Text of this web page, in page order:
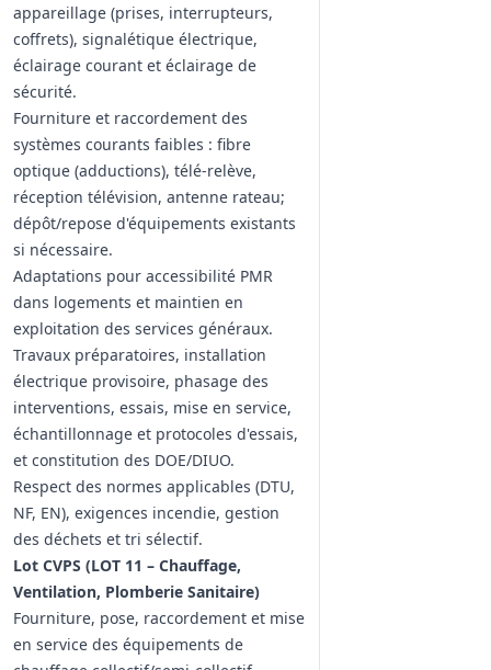
appareillage (prises, interrupteurs,
coffrets), signalétique électrique,
éclairage courant et éclairage de
sécurité.
Fourniture et raccordement des
systèmes courants faibles : fibre
optique (adductions), télé-relève,
réception télévision, antenne rateau;
dépôt/repose d'équipements existants
si nécessaire.
Adaptations pour accessibilité PMR
dans logements et maintien en
exploitation des services généraux.
Travaux préparatoires, installation
électrique provisoire, phasage des
interventions, essais, mise en service,
échantillonnage et protocoles d'essais,
et constitution des DOE/DIUO.
Respect des normes applicables (DTU,
NF, EN), exigences incendie, gestion
des déchets et tri sélectif.
Lot CVPS (LOT 11 – Chauffage,
Ventilation, Plomberie Sanitaire)
Fourniture, pose, raccordement et mise
en service des équipements de